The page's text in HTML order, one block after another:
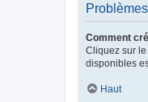
Comment
Cliquez sur
disponibles
Haut